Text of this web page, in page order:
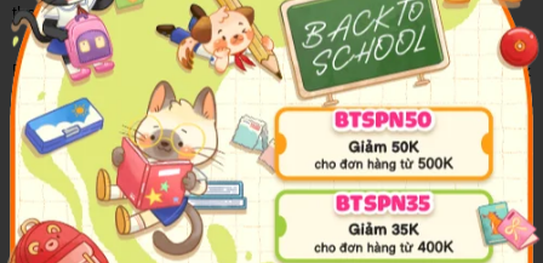
the city.
Relaxed rustic interiors are about embracing the pared-back
lifestyle of living in the country, taking nature as the main point of
inspiration. Use colours, textures and details to create a home in
which to unwind - a retreat from the rest of the world. Niki
Brantmark explores various takes on this simple, informal style. The
graphical look is striking, reminiscent of exposed landscapes: think
whitewashed ceilings, rugged stone surfaces and striking black